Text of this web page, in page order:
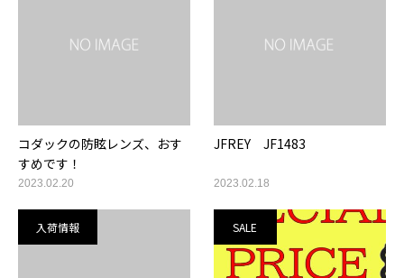
コダックの防眩レンズ、おす
すめです！
2023.02.20
JFREY JF1483
2023.02.18
入荷情報 SALE